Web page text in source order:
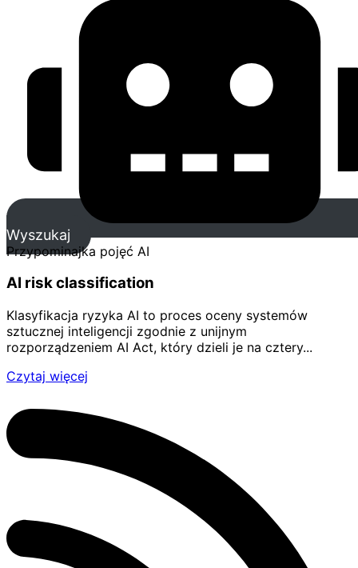
Wyszukaj
Przypominajka pojęć AI
AI risk classification
Klasyfikacja ryzyka AI to proces oceny systemów
sztucznej inteligencji zgodnie z unijnym
rozporządzeniem AI Act, który dzieli je na cztery...
Czytaj więcej